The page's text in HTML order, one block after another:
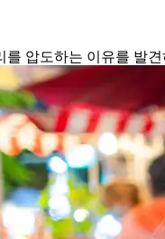
압도하는 이유를 발